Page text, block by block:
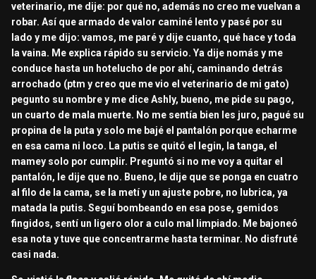
veterinario, me dije: por qué no, además no creo me vuelvan a
robar. Así que armado de valor caminé lento y pasé por su
lado y me dijo: vamos, me paré y dije cuanto, qué hace y toda
la vaina. Me explica rápido su servicio. Ya dije nomás y me
conduce hasta un hotelucho de por ahí, caminando detrás
arrochado (ptm y creo que me vio el veterinario de mi gato)
pegunto su nombre y me dice Ashly, bueno, me pide su pago,
un cuarto de mala muerte. No me sentía bien les juro, pagué su
propina de la puta y solo me bajé el pantalón porque echarme
en esa cama ni loco. La putis se quitó el legin, la tanga, el
mamey solo por cumplir. Preguntó si no me voy a quitar el
pantalón, le dije que no. Bueno, le dije que se ponga en cuatro
al filo de la cama, se la metí y un ajuste pobre, no lubrica, ya
matada la putis. Seguí bombeando en esa pose, gemidos
fingidos, sentí un ligero olor a culo mal limpiado. Me bajoneó
esa nota y tuve que concentrarme hasta terminar. No disfruté
casi nada.